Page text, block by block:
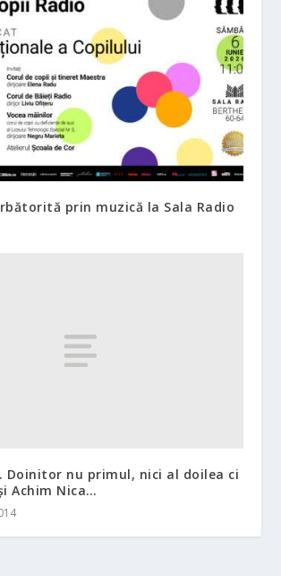
prin muzică la Sala Radio
Doinitor nu primul, nici al doilea ci
Achim Nica…